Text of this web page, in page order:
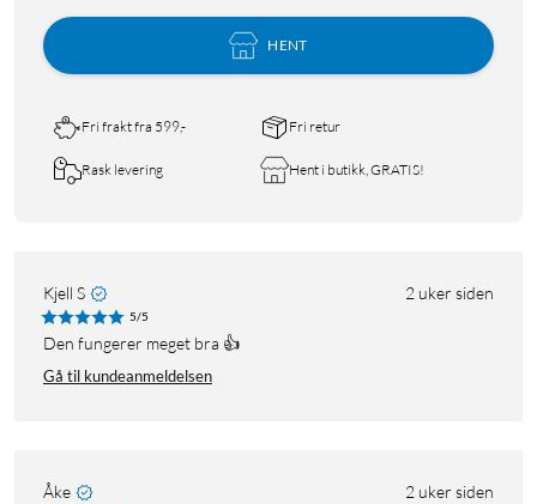
HENT
Fri frakt fra 599,- Fri retur
Rask levering Hent i butikk, GRATIS!
Kjell S 2 uker siden
5/5
Den fungerer meget bra 👍
Gå til kundeanmeldelsen
Åke 2 uker siden